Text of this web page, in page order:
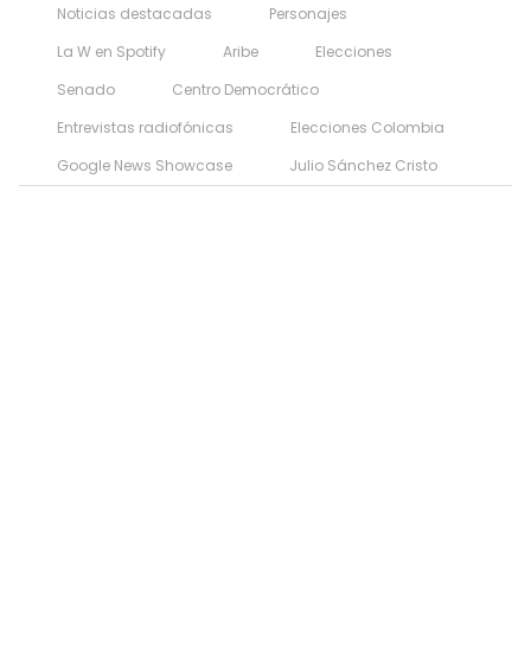
Noticias destacadas
Personajes
La W en Spotify
Aribe
Elecciones
Senado
Centro Democrático
Entrevistas radiofónicas
Elecciones Colombia
Google News Showcase
Julio Sánchez Cristo